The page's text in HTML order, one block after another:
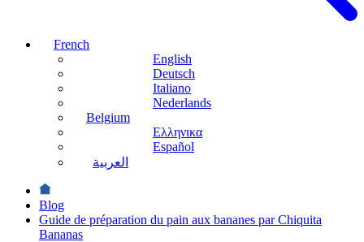
French
English
Deutsch
Italiano
Nederlands
Belgium
Ελληνικα
Español
العربية
Blog
Guide de préparation du pain aux bananes par Chiquita
Bananas